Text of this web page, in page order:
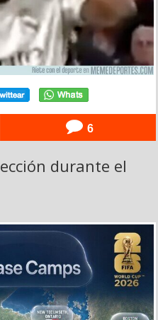
6
durante el